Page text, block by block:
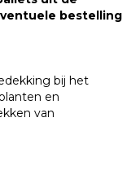
bestelling
bij het
en
van